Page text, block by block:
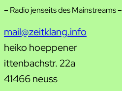
– Radio jenseits des Mainstreams –
mail@zeitklang.info
heiko hoeppener
ittenbachstr. 22a
41466 neuss